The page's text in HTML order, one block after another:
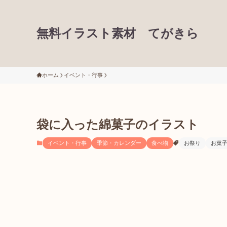
無料イラスト素材 てがきら
ホーム イベント・行事
袋に入った綿菓子のイラスト
イベント・行事 季節・カレンダー 食べ物 お祭り お菓